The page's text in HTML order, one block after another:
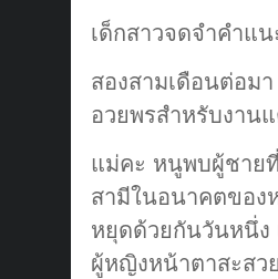
เด็กสาวจดจำคำแ
สองสามเดือนต่อม
อวยพรสำหรับงาน
แม่คะ หนูพบผู้ชาย
สามีในอนาคตของ
หยุดด้วยกันวันหนึ่ง
ผู้หญิงหน้าตาสะส